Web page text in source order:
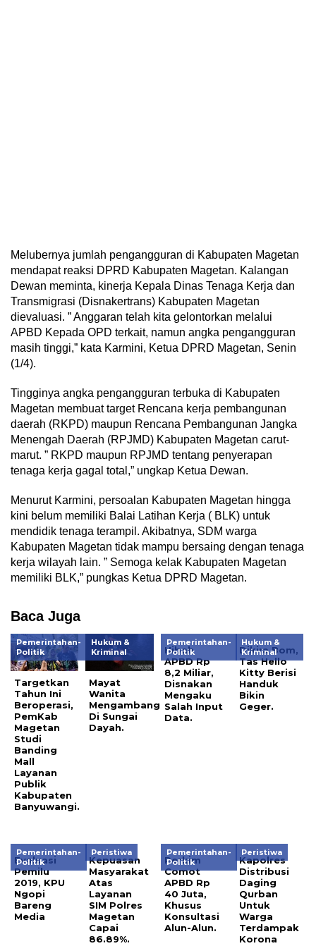
Melubernya jumlah pengangguran di Kabupaten Magetan
mendapat reaksi DPRD Kabupaten Magetan. Kalangan
Dewan meminta, kinerja Kepala Dinas Tenaga Kerja dan
Transmigrasi (Disnakertrans) Kabupaten Magetan
dievaluasi. ” Anggaran telah kita gelontorkan melalui
APBD Kepada OPD terkait, namun angka pengangguran
masih tinggi,” kata Karmini, Ketua DPRD Magetan, Senin
(1/4).
Tingginya angka pengangguran terbuka di Kabupaten
Magetan membuat target Rencana kerja pembangunan
daerah (RKPD) maupun Rencana Pembangunan Jangka
Menengah Daerah (RPJMD) Kabupaten Magetan carut-
marut. ” RKPD maupun RPJMD tentang penyerapan
tenaga kerja gagal total,” ungkap Ketua Dewan.
Menurut Karmini, persoalan Kabupaten Magetan hingga
kini belum memiliki Balai Latihan Kerja ( BLK) untuk
mendidik tenaga terampil. Akibatnya, SDM warga
Kabupaten Magetan tidak mampu bersaing dengan tenaga
kerja wilayah lain. ” Semoga kelak Kabupaten Magetan
memiliki BLK,” pungkas Ketua DPRD Magetan.
Baca Juga
Pemerintahan-
Politik
Targetkan
Tahun Ini
Beroperasi,
PemKab
Magetan
Studi
Banding
Mall
Layanan
Publik
Kabupaten
Banyuwangi.
Hukum &
Kriminal
Mayat
Wanita
Mengambang
Di Sungai
Dayah.
Pemerintahan-
Politik
Hibah
APBD Rp
8,2 Miliar,
Disnakan
Mengaku
Salah Input
Data.
Hukum &
Kriminal
Dikira Bom,
Tas Hello
Kitty Berisi
Handuk
Bikin
Geger.
Pemerintahan-
Politik
Evaluasi
Pemilu
2019, KPU
Ngopi
Bareng
Media
Peristiwa
Kepuasan
Masyarakat
Atas
Layanan
SIM Polres
Magetan
Capai
86.89%.
Pemerintahan-
Politik
Perkim
Comot
APBD Rp
40 Juta,
Khusus
Konsultasi
Alun-Alun.
Peristiwa
Kapolres
Distribusi
Daging
Qurban
Untuk
Warga
Terdampak
Korona